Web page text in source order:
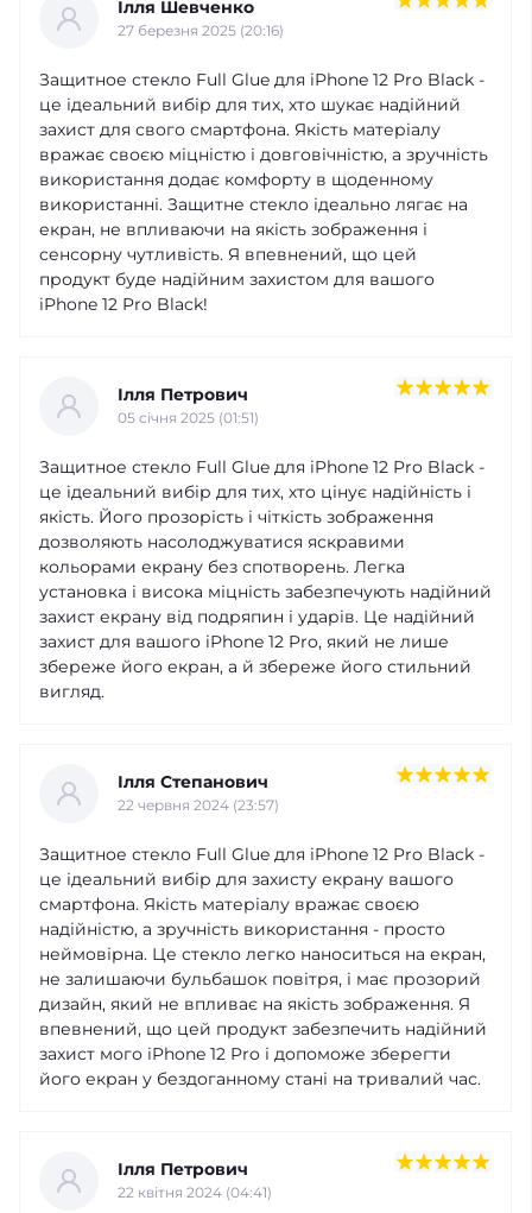
Ілля Шевченко
27 березня 2025 (20:16)
Защитное стекло Full Glue для iPhone 12 Pro Black -
це ідеальний вибір для тих, хто шукає надійний
захист для свого смартфона. Якість матеріалу
вражає своєю міцністю і довговічністю, а зручність
використання додає комфорту в щоденному
використанні. Защитне стекло ідеально лягає на
екран, не впливаючи на якість зображення і
сенсорну чутливість. Я впевнений, що цей
продукт буде надійним захистом для вашого
iPhone 12 Pro Black!
Ілля Петрович
05 cічня 2025 (01:51)
Защитное стекло Full Glue для iPhone 12 Pro Black -
це ідеальний вибір для тих, хто цінує надійність і
якість. Його прозорість і чіткість зображення
дозволяють насолоджуватися яскравими
кольорами екрану без спотворень. Легка
установка і висока міцність забезпечують надійний
захист екрану від подряпин і ударів. Це надійний
захист для вашого iPhone 12 Pro, який не лише
збереже його екран, а й збереже його стильний
вигляд.
Ілля Степанович
22 червня 2024 (23:57)
Защитное стекло Full Glue для iPhone 12 Pro Black -
це ідеальний вибір для захисту екрану вашого
смартфона. Якість матеріалу вражає своєю
надійністю, а зручність використання - просто
неймовірна. Це стекло легко наноситься на екран,
не залишаючи бульбашок повітря, і має прозорий
дизайн, який не впливає на якість зображення. Я
впевнений, що цей продукт забезпечить надійний
захист мого iPhone 12 Pro і допоможе зберегти
його екран у бездоганному стані на тривалий час.
Ілля Петрович
22 квітня 2024 (04:41)